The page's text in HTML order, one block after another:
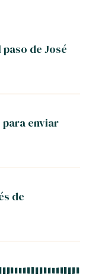
de José
para enviar
de